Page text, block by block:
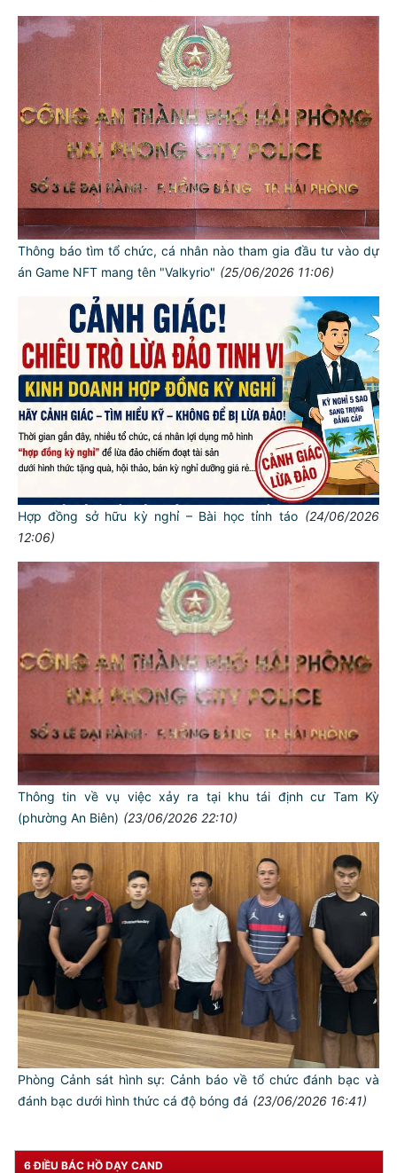
Thông báo tìm tổ chức, cá nhân nào tham gia đầu tư vào dự
án Game NFT mang tên "Valkyrio" (25/06/2026 11:06)
Hợp đồng sở hữu kỳ nghỉ – Bài học tỉnh táo (24/06/2026
12:06)
Thông tin về vụ việc xảy ra tại khu tái định cư Tam Kỳ
(phường An Biên) (23/06/2026 22:10)
Phòng Cảnh sát hình sự: Cảnh báo về tổ chức đánh bạc và
đánh bạc dưới hình thức cá độ bóng đá (23/06/2026 16:41)
6 ĐIỀU BÁC HỒ DẠY CAND
TƯ CÁCH
NGƯỜI CÔNG AN CÁCH MỆNH LÀ:
Đối với tự mình, phải
CẦN, KIỆM, LIÊM, CHÍNH
Đối với đồng sự, phải
THÂN ÁI GIÚP ĐỠ
TUYỆT ĐỐI TRUNG THÀNH